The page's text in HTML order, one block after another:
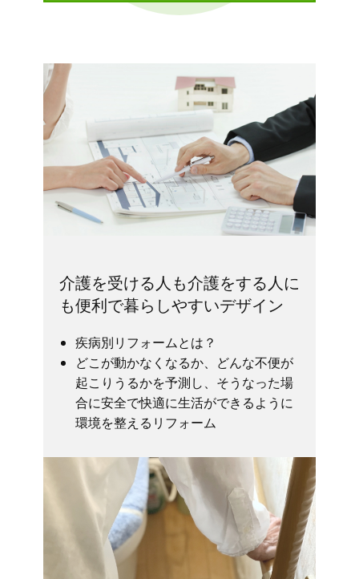
介護を受ける人も介護をする人に
も便利で暮らしやすいデザイン
疾病別リフォームとは？
どこが動かなくなるか、どんな不便が
起こりうるかを予測し、そうなった場
合に安全で快適に生活ができるように
環境を整えるリフォーム